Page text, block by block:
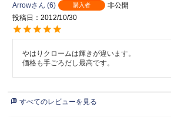
Arrow 6 購入者
非公開
投稿日
2012/10/30
やはりクロームは輝きが違います。
価格も手ごろだし最高です。
すべてのレビューを見る